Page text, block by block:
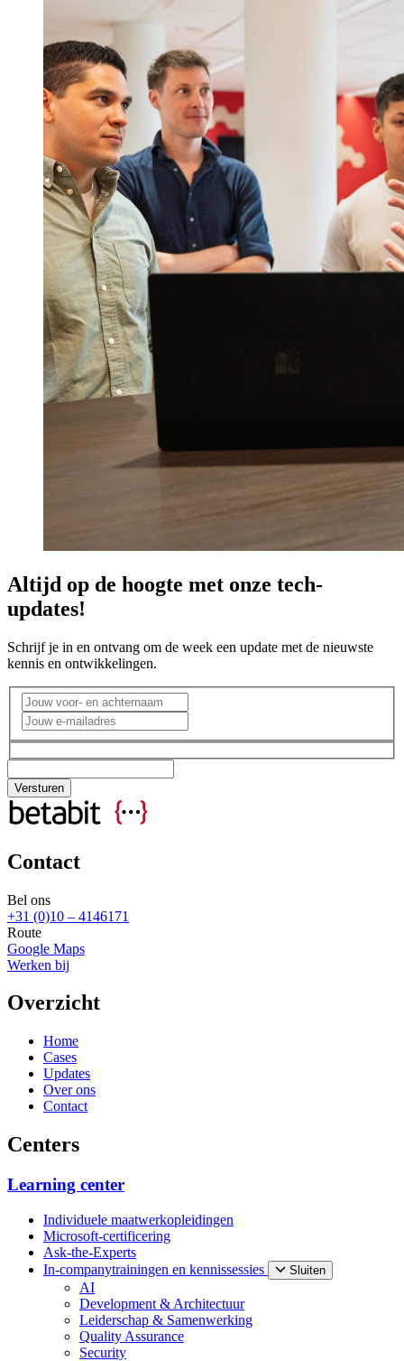
Altijd op de hoogte met onze tech-
updates!
Schrijf je in en ontvang om de week een update met de nieuwste
kennis en ontwikkelingen.
Contact
Bel ons
+31 (0)10 – 4146171
Route
Google Maps
Werken bij
Overzicht
Home
Cases
Updates
Over ons
Contact
Centers
Learning center
Individuele maatwerkopleidingen
Microsoft-certificering
Ask-the-Experts
In-companytrainingen en kennissessies
Sluiten
AI
Development & Architectuur
Leiderschap & Samenwerking
Quality Assurance
Security